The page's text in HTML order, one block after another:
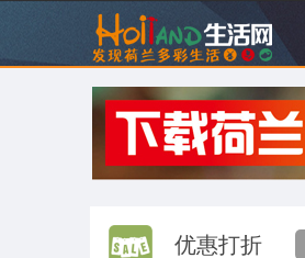
优惠打折